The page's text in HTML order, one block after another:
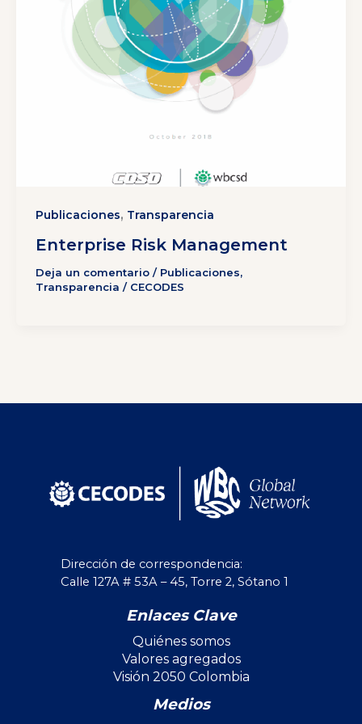
Publicaciones, Transparencia
Enterprise Risk Management
Deja un comentario / Publicaciones,
Transparencia / CECODES
Dirección de correspondencia:
Calle 127A # 53A – 45, Torre 2, Sótano 1
Enlaces Clave
Quiénes somos
Valores agregados
Visión 2050 Colombia
Medios